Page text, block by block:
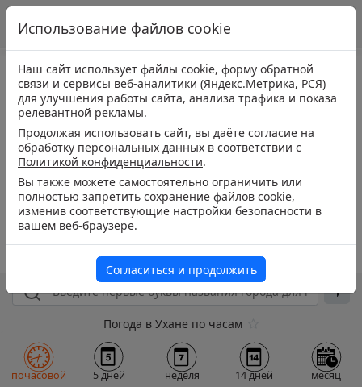
Погода в Ухане по часам
почасовой 5 дней неделя 14 дней месяц
Использование файлов cookie
Наш сайт использует файлы cookie, форму обратной
связи и сервисы веб-аналитики (Яндекс.Метрика, РСЯ)
для улучшения работы сайта, анализа трафика и показа
релевантной рекламы.
Продолжая использовать сайт, вы даёте согласие на
обработку персональных данных в соответствии с
Политикой конфиденциальности.
Вы также можете самостоятельно ограничить или
полностью запретить сохранение файлов cookie,
изменив соответствующие настройки безопасности в
вашем веб-браузере.
Согласиться и продолжить